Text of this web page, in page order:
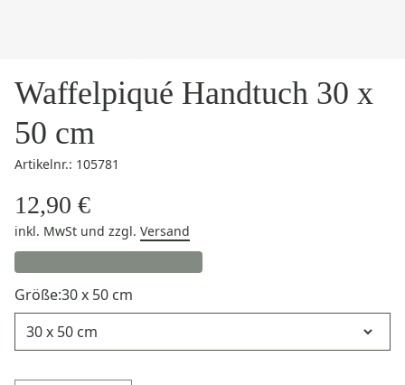
Waffelpiqué Handtuch 30 x
50 cm
Artikelnr.: 105781
12,90 €
inkl. MwSt und zzgl. Versand
Größe:30 x 50 cm